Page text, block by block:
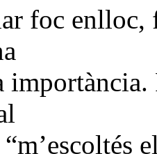
foc enlloc,
importància.